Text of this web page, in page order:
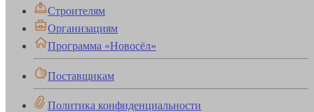
Строителям
Организациям
Программа «Новосёл»
Поставщикам
Политика конфиденциальности